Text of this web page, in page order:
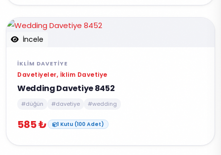
İncele
İKLIM DAVETIYE
Davetiyeler, İklim Davetiye
Wedding Davetiye 8452
#düğün #davetiye #wedding
585 ₺ 1 Kutu (100 Adet)